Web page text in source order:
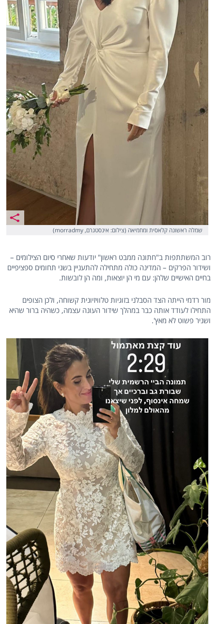
שמלה ראשונה קלאסית ומחמיאה (צילום: אינסטגרם, morradmy)
רוב המשתתפות ב"חתונה ממבט ראשון" יודעות שאחרי סיום הצילומים –
ושידור הפרקים – המדינה כולה מתחילה להתעניין בשני תחומים ספציפיים
בחיים האישיים שלהן: עם מי הן יוצאות, ומה הן לובשות.
מור רדמי הייתה הצד הסבלני בזוגיות טלוויזיונית קשוחה, ולכן הצופים
התחילו לעודד אותה כבר במהלך שידור העונה עצמה, כשהיה ברור שהיא
ושניר פשוט לא מאץ'.